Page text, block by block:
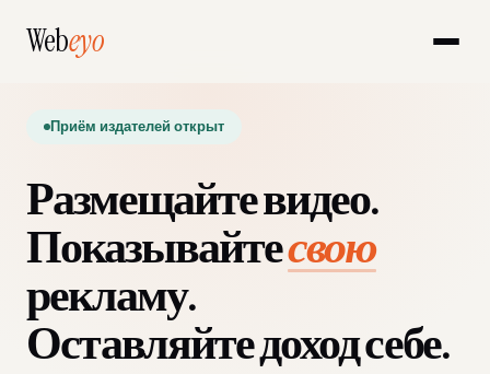
Webeyo
Приём издателей открыт
Размещайте видео.
Показывайтесвою
рекламу.
Оставляйте доход себе.